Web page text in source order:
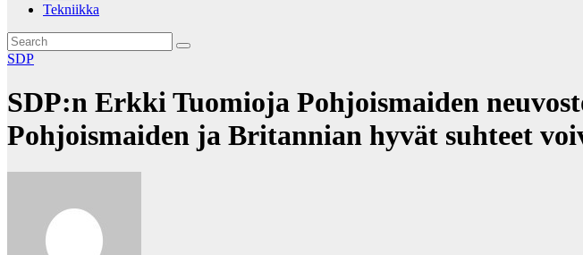
Tekniikka
SDP
SDP:n Erkki Tuomioja Pohjoismaiden
Pohjoismaiden ja Britannian hyvät suhteet